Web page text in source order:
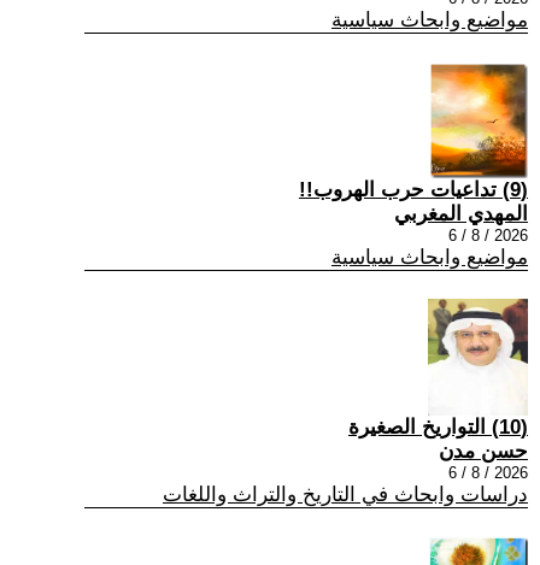
مواضيع وابحاث سياسية
(9) تداعيات حرب الهروب!!
المهدي المغربي
2026 / 8 / 6
مواضيع وابحاث سياسية
(10) التواريخ الصغيرة
حسن مدن
2026 / 8 / 6
دراسات وابحاث في التاريخ والتراث واللغات